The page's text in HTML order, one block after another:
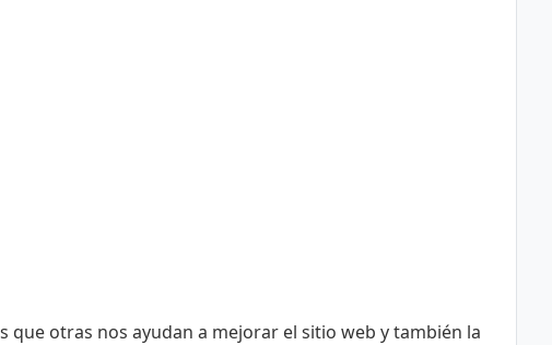
otras nos ayudan a mejorar el sitio web y también la